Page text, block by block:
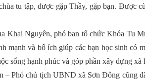
tu tập, được gặp Thầy, gặp bạn. Được
Nguyên, phó ban tổ chức Khóa Tu
mạnh và bổ ích giúp các bạn học sinh có
sống hạnh phúc và góp phần xây dựng xã
Phó chủ tịch UBND xã Sơn Đông cũng